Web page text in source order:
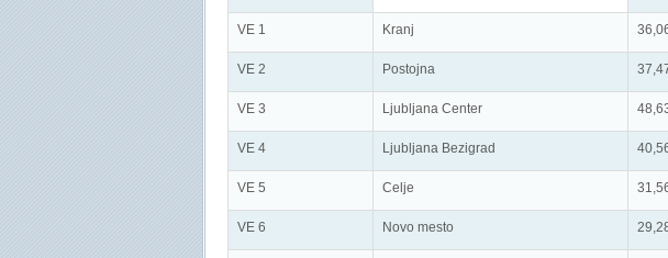
VE 1 Kranj
VE 2 Postojna
VE 3 Ljubljana Center
VE 4 Ljubljana Bezigrad
VE 5 Celje
VE 6 Novo mesto